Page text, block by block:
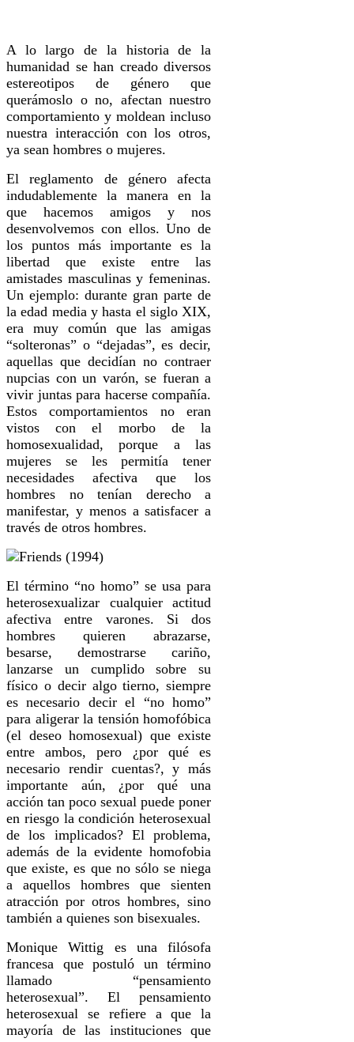
A lo largo de la historia de la
humanidad se han creado diversos
estereotipos de género que
querámoslo o no, afectan nuestro
comportamiento y moldean incluso
nuestra interacción con los otros,
ya sean hombres o mujeres.
El reglamento de género afecta
indudablemente la manera en la
que hacemos amigos y nos
desenvolvemos con ellos. Uno de
los puntos más importante es la
libertad que existe entre las
amistades masculinas y femeninas.
Un ejemplo: durante gran parte de
la edad media y hasta el siglo XIX,
era muy común que las amigas
“solteronas” o “dejadas”, es decir,
aquellas que decidían no contraer
nupcias con un varón, se fueran a
vivir juntas para hacerse compañía.
Estos comportamientos no eran
vistos con el morbo de la
homosexualidad, porque a las
mujeres se les permitía tener
necesidades afectiva que los
hombres no tenían derecho a
manifestar, y menos a satisfacer a
través de otros hombres.
El término “no homo” se usa para
heterosexualizar cualquier actitud
afectiva entre varones. Si dos
hombres quieren abrazarse,
besarse, demostrarse cariño,
lanzarse un cumplido sobre su
físico o decir algo tierno, siempre
es necesario decir el “no homo”
para aligerar la tensión homofóbica
(el deseo homosexual) que existe
entre ambos, pero ¿por qué es
necesario rendir cuentas?, y más
importante aún, ¿por qué una
acción tan poco sexual puede poner
en riesgo la condición heterosexual
de los implicados? El problema,
además de la evidente homofobia
que existe, es que no sólo se niega
a aquellos hombres que sienten
atracción por otros hombres, sino
también a quienes son bisexuales.
Monique Wittig es una filósofa
francesa que postuló un término
llamado “pensamiento
heterosexual”. El pensamiento
heterosexual se refiere a que la
mayoría de las instituciones que